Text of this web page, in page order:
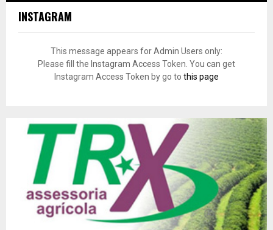
INSTAGRAM
This message appears for Admin Users only:
Please fill the Instagram Access Token. You can get
Instagram Access Token by go to this page